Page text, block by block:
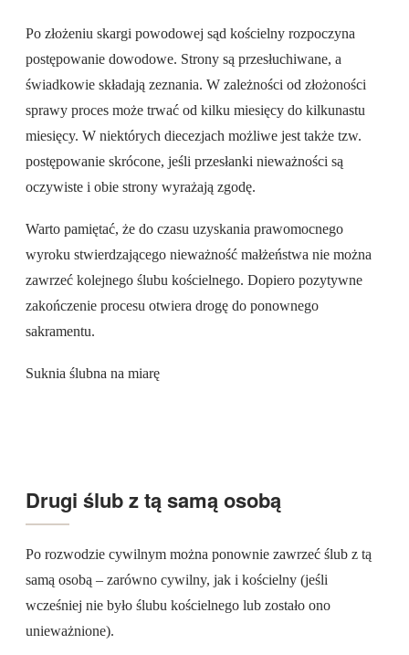
Po złożeniu skargi powodowej sąd kościelny rozpoczyna
postępowanie dowodowe. Strony są przesłuchiwane, a
świadkowie składają zeznania. W zależności od złożoności
sprawy proces może trwać od kilku miesięcy do kilkunastu
miesięcy. W niektórych diecezjach możliwe jest także tzw.
postępowanie skrócone, jeśli przesłanki nieważności są
oczywiste i obie strony wyrażają zgodę.
Warto pamiętać, że do czasu uzyskania prawomocnego
wyroku stwierdzającego nieważność małżeństwa nie można
zawrzeć kolejnego ślubu kościelnego. Dopiero pozytywne
zakończenie procesu otwiera drogę do ponownego
sakramentu.
Suknia ślubna na miarę
Drugi ślub z tą samą osobą
Po rozwodzie cywilnym można ponownie zawrzeć ślub z tą
samą osobą – zarówno cywilny, jak i kościelny (jeśli
wcześniej nie było ślubu kościelnego lub zostało ono
unieważnione).